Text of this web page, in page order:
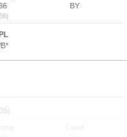
BY